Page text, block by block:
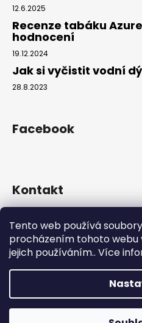
Tento web používá
procházením tohoto webu
jejich používáním.. Více
12.6.2025
Recenze tabáku
hodnocení
19.12.2024
Jak si vyčistit vodní
28.8.2023
Facebook
Kontakt
+420 739 522 572
hookah_gang.cz/
Copyright 2026Hookah